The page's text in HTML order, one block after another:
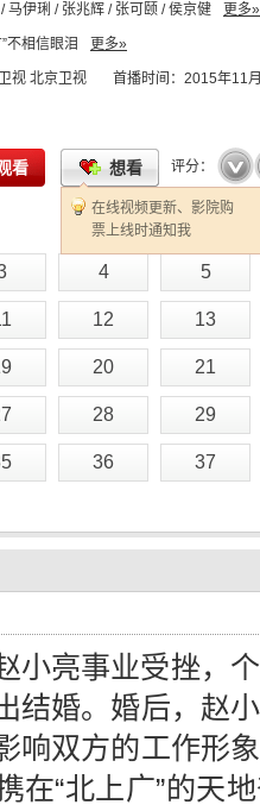
马伊琍 / 张兆辉 / 张可颐 / 侯京健 更多»
不相信眼泪 更多»
视 北京卫视 首播时间： 2015年11
看 想看
在线视频更新、影院购
票上线时通知我
评分：
☆ ☆ ☆ ☆ ☆
4 5
12 13
20 21
28 29
36 37
小亮事业受挫，
结婚。婚后，赵
响双方的工作形
在“北上广”的天